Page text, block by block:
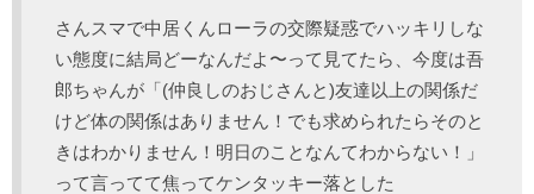
さんスマで中居くんローラの交際疑惑でハッキリしな
い態度に結局どーなんだよ〜って見てたら、今度は吾
郎ちゃんが「(仲良しのおじさんと)友達以上の関係だ
けど体の関係はありません！でも求められたらそのと
きはわかりません！明日のことなんてわからない！」
って言ってて焦ってケンタッキー落とした